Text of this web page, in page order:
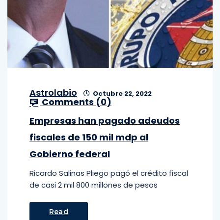
Astrolabio Octubre 22, 2022
Comments (0)
Empresas han pagado adeudos
fiscales de 150 mil mdp al
Gobierno federal
Ricardo Salinas Pliego pagó el crédito fiscal
de casi 2 mil 800 millones de pesos
Read